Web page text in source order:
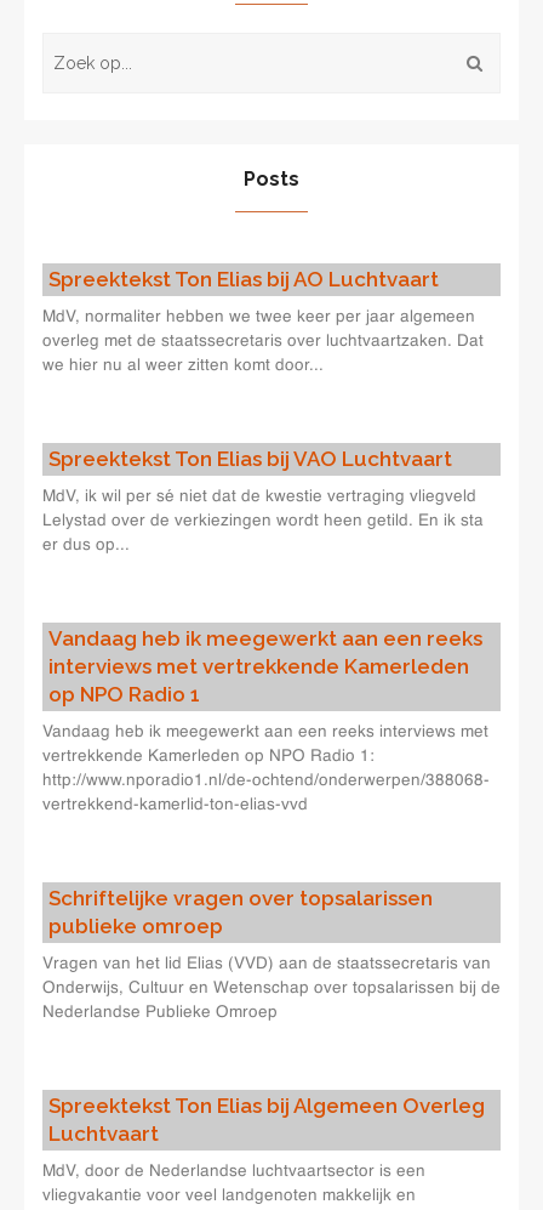
Posts
Spreektekst Ton Elias bij AO Luchtvaart
MdV, normaliter hebben we twee keer per jaar algemeen
overleg met de staatssecretaris over luchtvaartzaken. Dat
we hier nu al weer zitten komt door...
Spreektekst Ton Elias bij VAO Luchtvaart
MdV, ik wil per sé niet dat de kwestie vertraging vliegveld
Lelystad over de verkiezingen wordt heen getild. En ik sta
er dus op...
Vandaag heb ik meegewerkt aan een reeks
interviews met vertrekkende Kamerleden
op NPO Radio 1
Vandaag heb ik meegewerkt aan een reeks interviews met
vertrekkende Kamerleden op NPO Radio 1:
http://www.nporadio1.nl/de-ochtend/onderwerpen/388068-
vertrekkend-kamerlid-ton-elias-vvd
Schriftelijke vragen over topsalarissen
publieke omroep
Vragen van het lid Elias (VVD) aan de staatssecretaris van
Onderwijs, Cultuur en Wetenschap over topsalarissen bij de
Nederlandse Publieke Omroep
Spreektekst Ton Elias bij Algemeen Overleg
Luchtvaart
MdV, door de Nederlandse luchtvaartsector is een
vliegvakantie voor veel landgenoten makkelijk en